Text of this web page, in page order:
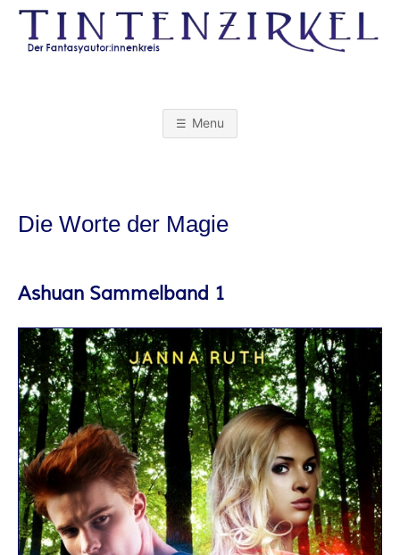
Skip
content
T
N
Z
I
R
K
E
Menu
Die Worte der Magie
Ashuan Sammelband 1